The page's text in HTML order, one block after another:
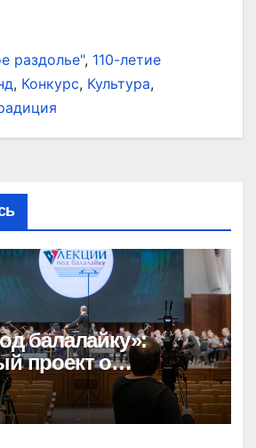
раздолье", 110-летие
, Конкурс, Культура,
балалайку»:
проект о